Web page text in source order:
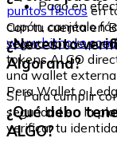
Pago en
puntos físicos en
cupón, canjéalo
Con tu cuenta en
segura donde
tokens ALGO
una wallet
Pera Wallet o
¿Necesito
Algorand?
Sí. Para cumplir
seguridad en la
verificar tu
¿Qué debo
ALGO?